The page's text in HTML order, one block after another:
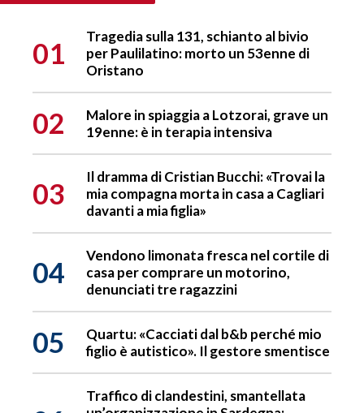
01
Tragedia sulla 131, schianto al bivio
per Paulilatino: morto un 53enne di
Oristano
02
Malore in spiaggia a Lotzorai, grave un
19enne: è in terapia intensiva
03
Il dramma di Cristian Bucchi: «Trovai la
mia compagna morta in casa a Cagliari
davanti a mia figlia»
04
Vendono limonata fresca nel cortile di
casa per comprare un motorino,
denunciati tre ragazzini
05
Quartu: «Cacciati dal b&b perché mio
figlio è autistico». Il gestore smentisce
Traffico di clandestini, smantellata